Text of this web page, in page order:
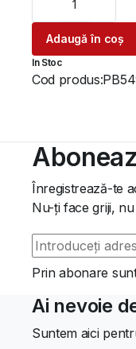
Adaugă în coș
In Stoc
Cod produs:
Înregistrează-te
Nu-ți face griji,
Prin abonare
Ai nevoie
Suntem aici